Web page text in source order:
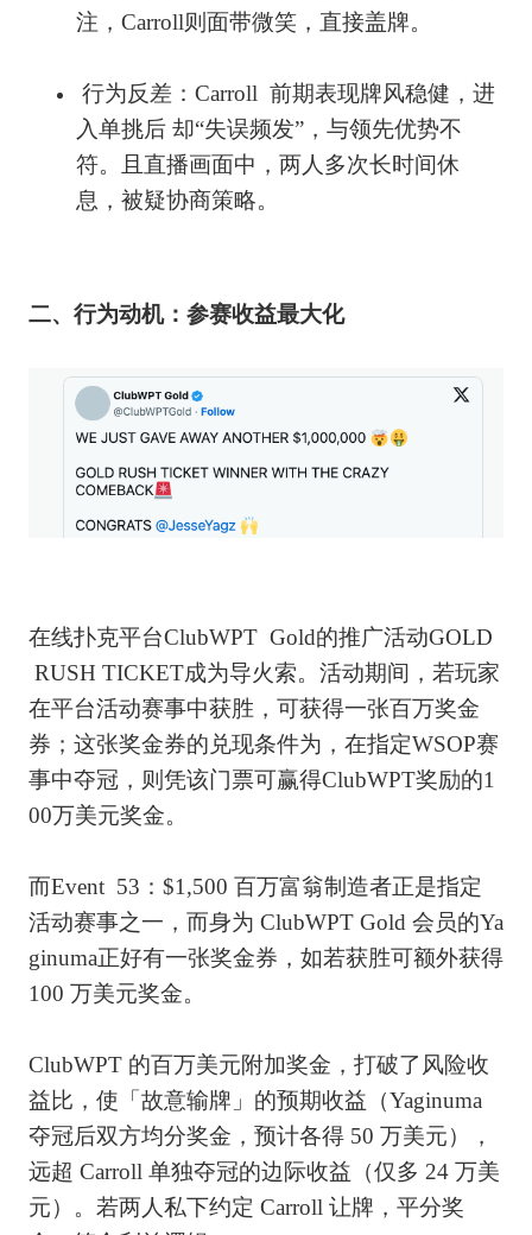
注，Carroll则面带微笑，直接盖牌。
行为反差：Carroll 前期表现牌风稳健，进
入单挑后 却“失误频发”，与领先优势不
符。且直播画面中，两人多次长时间休
息，被疑协商策略。
二、行为动机：参赛收益最大化
在线扑克平台ClubWPT Gold的推广活动GOLD
RUSH TICKET成为导火索。活动期间，若玩家
在平台活动赛事中获胜，可获得一张百万奖金
券；这张奖金券的兑现条件为，在指定WSOP赛
事中夺冠，则凭该门票可赢得ClubWPT奖励的1
00万美元奖金。
而Event 53：$1,500 百万富翁制造者正是指定
活动赛事之一，而身为 ClubWPT Gold 会员的Ya
ginuma正好有一张奖金券，如若获胜可额外获得
100 万美元奖金。
ClubWPT 的百万美元附加奖金，打破了风险收
益比，使「故意输牌」的预期收益（Yaginuma
夺冠后双方均分奖金，预计各得 50 万美元），
远超 Carroll 单独夺冠的边际收益（仅多 24 万美
元）。若两人私下约定 Carroll 让牌，平分奖